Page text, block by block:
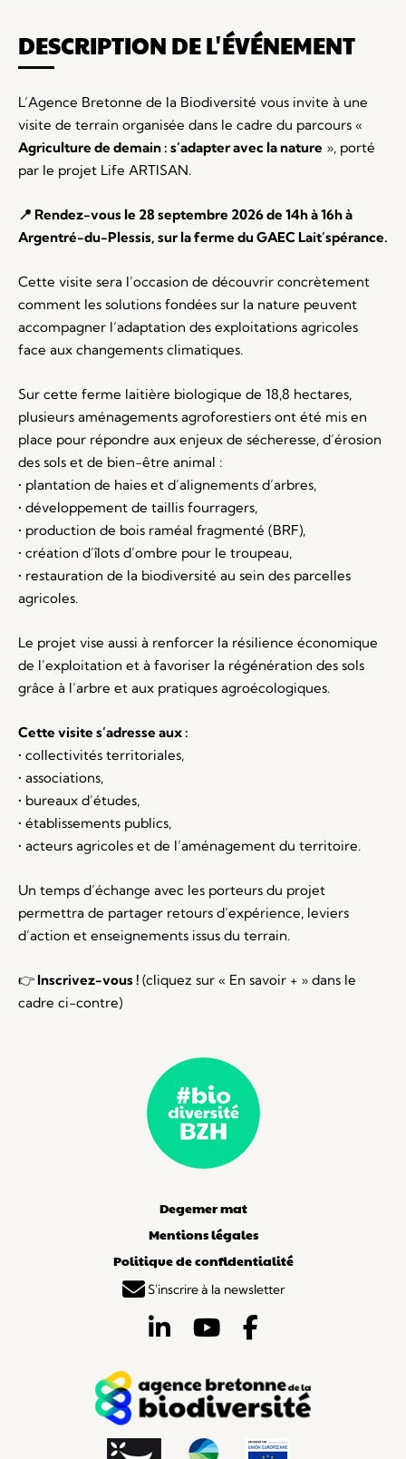
DESCRIPTION DE L'ÉVÉNEMENT
L’Agence Bretonne de la Biodiversité vous invite à une
visite de terrain organisée dans le cadre du parcours «
Agriculture de demain : s’adapter avec la nature », porté
par le projet Life ARTISAN.
📍 Rendez-vous le 28 septembre 2026 de 14h à 16h à
Argentré-du-Plessis, sur la ferme du GAEC Lait’spérance.
Cette visite sera l’occasion de découvrir concrètement
comment les solutions fondées sur la nature peuvent
accompagner l’adaptation des exploitations agricoles
face aux changements climatiques.
Sur cette ferme laitière biologique de 18,8 hectares,
plusieurs aménagements agroforestiers ont été mis en
place pour répondre aux enjeux de sécheresse, d’érosion
des sols et de bien-être animal :
• plantation de haies et d’alignements d’arbres,
• développement de taillis fourragers,
• production de bois raméal fragmenté (BRF),
• création d’îlots d’ombre pour le troupeau,
• restauration de la biodiversité au sein des parcelles
agricoles.
Le projet vise aussi à renforcer la résilience économique
de l’exploitation et à favoriser la régénération des sols
grâce à l’arbre et aux pratiques agroécologiques.
Cette visite s’adresse aux :
• collectivités territoriales,
• associations,
• bureaux d’études,
• établissements publics,
• acteurs agricoles et de l’aménagement du territoire.
Un temps d’échange avec les porteurs du projet
permettra de partager retours d’expérience, leviers
d’action et enseignements issus du terrain.
👉Inscrivez-vous ! (cliquez sur « En savoir + » dans le
cadre ci-contre)
Degemer mat
Mentions légales
Politique de confidentialité
S'inscrire à la newsletter